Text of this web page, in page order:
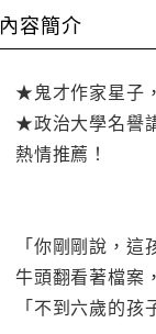
內容簡介
★鬼才作家星子
★政治大學名譽
熱情推薦！
「你剛剛說，這
牛頭翻看著檔案
「不到六歲的